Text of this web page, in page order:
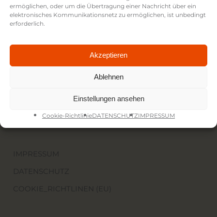
ermöglichen, oder um die Übertragung einer Nachricht über ein
elektronisches Kommunikationsnetz zu ermöglichen, ist unbedingt
erforderlich.
Akzeptieren
Ablehnen
Einstellungen ansehen
Cookie-RichtlinieDATENSCHUTZIMPRESSUM
Gabelsbergerstr. 62
+49 177 8563366
IMPRESSUM
DATENSCHUTZ
COOKIE_RICHTLINEN (EU)